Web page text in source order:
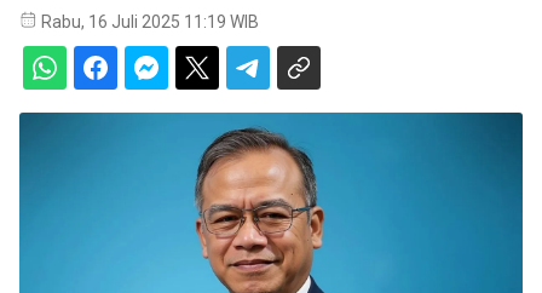
Rabu, 16 Juli 2025 11:19 WIB